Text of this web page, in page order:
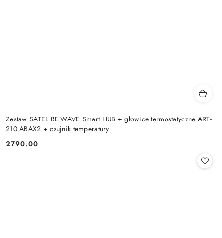
Zestaw SATEL BE WAVE Smart HUB + głowice termostatyczne ART-
210 ABAX2 + czujnik temperatury
Cena:
2790.00